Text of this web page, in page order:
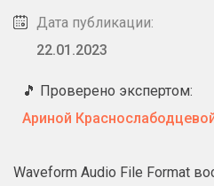
Дата публикации:
22.01.2023
🎵 Проверено экспертом:
Ариной
Waveform Audio File Format